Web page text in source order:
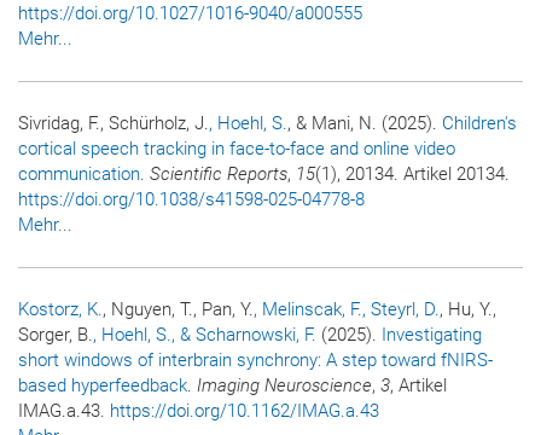
https://doi.org/10.1027/1016-9040/a000555
Mehr...
Sivridag, F., Schürholz, J., Hoehl, S., & Mani, N. (2025). Children's
cortical speech tracking in face-to-face and online video
communication. Scientific Reports, 15(1), 20134. Artikel 20134.
https://doi.org/10.1038/s41598-025-04778-8
Mehr...
Kostorz, K., Nguyen, T., Pan, Y., Melinscak, F., Steyrl, D., Hu, Y.,
Sorger, B., Hoehl, S., & Scharnowski, F. (2025). Investigating
short windows of interbrain synchrony: A step toward fNIRS-
based hyperfeedback. Imaging Neuroscience, 3, Artikel
IMAG.a.43. https://doi.org/10.1162/IMAG.a.43